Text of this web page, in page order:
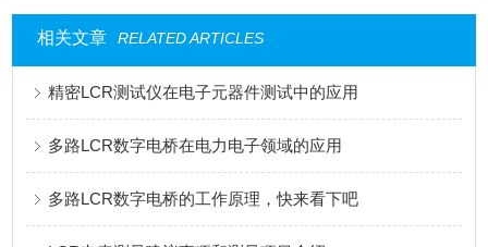
相关文章 RELATED ARTICLES
精密LCR测试仪在电子元器件测试中的应用
多路LCR数字电桥在电力电子领域的应用
多路LCR数字电桥的工作原理，快来看下吧